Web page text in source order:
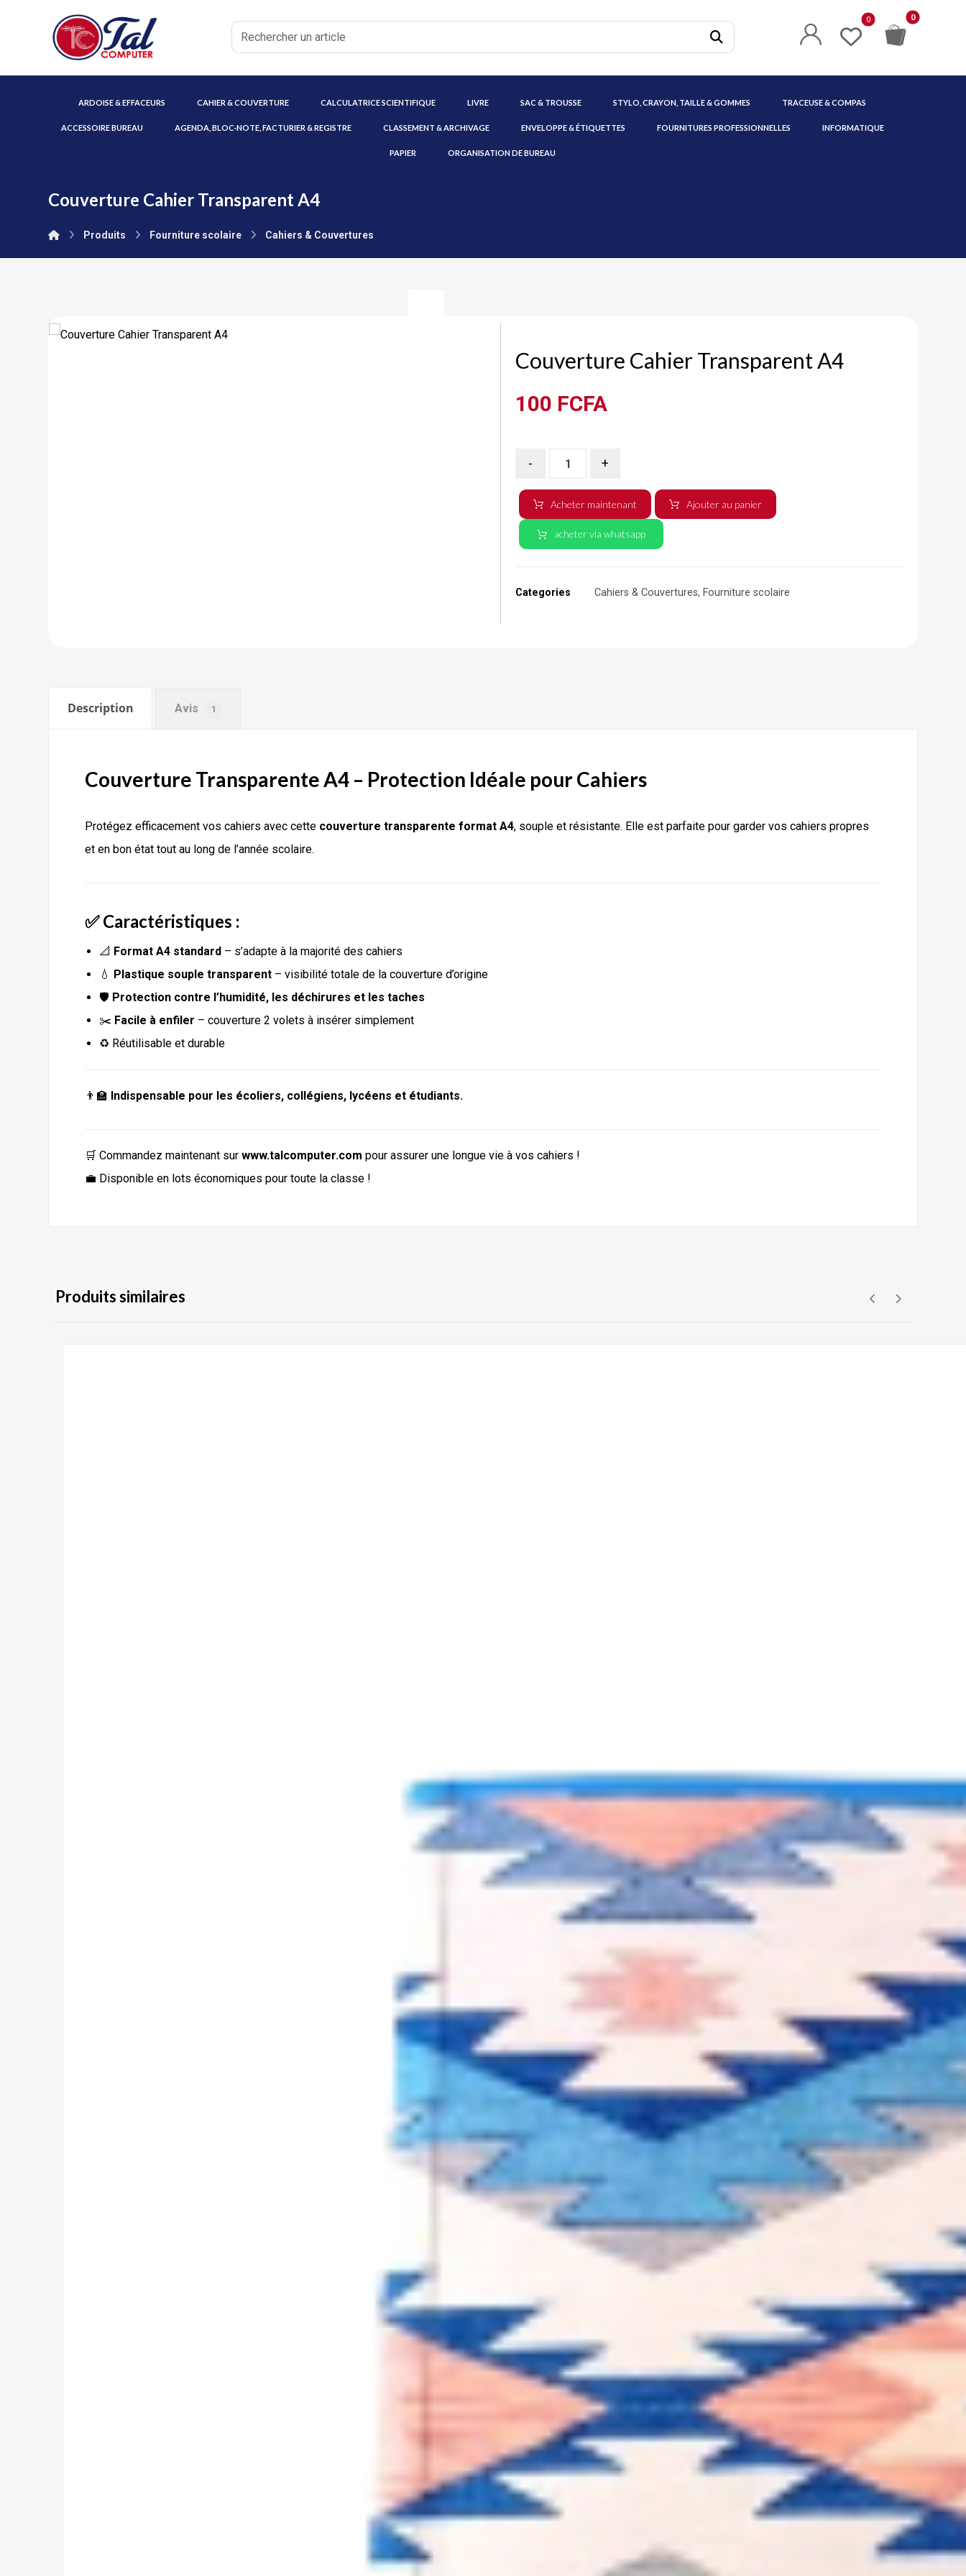
ARDOISE & EFFACEURS CAHIER & COUVERTURE CALCULATRICE SCIENTIFIQUE LIVRE SAC & TROUSSE STYLO, CRAYON, TAILLE & GOMMES TRACEUSE & COMPAS
ACCESSOIRE BUREAU AGENDA, BLOC-NOTE, FACTURIER & REGISTRE CLASSEMENT & ARCHIVAGE ENVELOPPE & ÉTIQUETTES FOURNITURES PROFESSIONNELLES INFORMATIQUE
PAPIER ORGANISATION DE BUREAU
Couverture Cahier Transparent A4
Produits Fourniture scolaire Cahiers & Couvertures
Couverture Cahier Transparent A4
100 FCFA
- +
Acheter maintenant Ajouter au panier
acheter via whatsapp
Categories Cahiers & Couvertures, Fourniture scolaire
Description Avis 1
Couverture Transparente A4 – Protection Idéale pour Cahiers
Protégez efficacement vos cahiers avec cette couverture transparente format A4, souple et résistante. Elle est parfaite pour garder vos cahiers propres
et en bon état tout au long de l’année scolaire.
✅ Caractéristiques :
📐 Format A4 standard – s’adapte à la majorité des cahiers
💧
Plastique souple transparent – visibilité totale de la couverture d’origine
🛡️ Protection contre l’humidité, les déchirures et les taches
✂️ Facile à enfiler – couverture 2 volets à insérer simplement
♻️ Réutilisable et durable
👨‍🏫 Indispensable pour les écoliers, collégiens, lycéens et étudiants.
🛒 Commandez maintenant surwww.talcomputer.com pour assurer une longue vie à vos cahiers !
💼 Disponible en lots économiques pour toute la classe !
Produits similaires